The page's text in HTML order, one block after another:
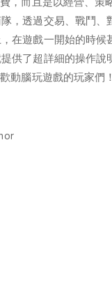
，透過交易、戰鬥
在遊戲一開始的時
供了超詳細的操作
動腦玩遊戲的玩家們！